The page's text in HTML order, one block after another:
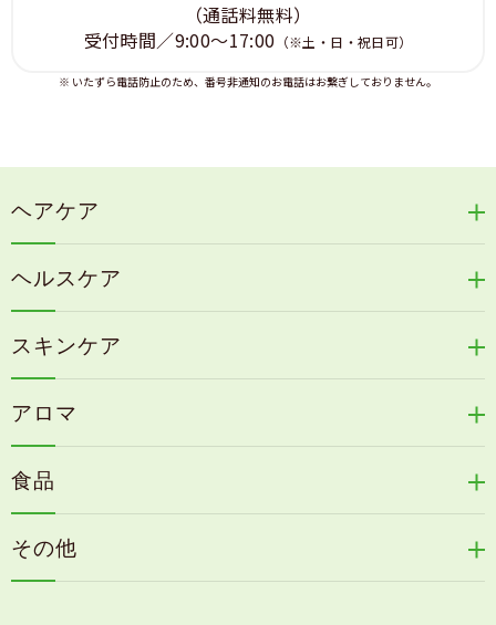
（通話料無料）
受付時間／9:00～17:00 （※土・日・祝日可）
※ いたずら電話防止のため、番号非通知のお電話はお繋ぎしておりません。
ヘアケア
冷感育毛エッセンス
リリィジュミスト
リリィジュサプリ
毛歓
ヘアケアその他
ヘルスケア
天の葉健康緑茶
カイアポシリーズ
速感伝統香醋
古家のにんにく
目の疲労感・首肩に感じる負担緩和サプリ
スキンケア
うる肌箋
フェミールホワイトNKB
アロマ
浦上式アロマシリーズ
色彩マスク
食品
その他